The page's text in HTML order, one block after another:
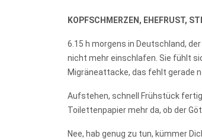
KOPFSCHMERZEN, EHEFRUST,
6.15 h morgens in Deutschland,
nicht mehr einschlafen. Sie fühlt
Migräneattacke, das fehlt gerade
Aufstehen, schnell Frühstück
Toilettenpapier mehr da, ob der
Nee, hab genug zu tun, kümmer